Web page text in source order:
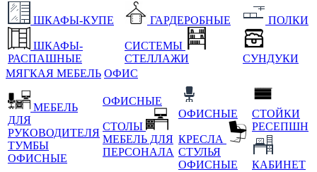
ШКАФЫ-КУПЕ
ШКАФЫ-
РАСПАШНЫЕ
ГАРДЕРОБНЫЕ
СИСТЕМЫ
СТЕЛЛАЖИ
ПОЛКИ
СУНДУКИ
МЯГКАЯ МЕБЕЛЬ ОФИС
МЕБЕЛЬ
ДЛЯ
РУКОВОДИТЕЛЯ
ТУМБЫ
ОФИСНЫЕ
ОФИСНЫЕ
СТОЛЫ
МЕБЕЛЬ ДЛЯ
ПЕРСОНАЛА
ОФИСНЫЕ
КРЕСЛА
СТУЛЬЯ
ОФИСНЫЕ
СТОЙКИ
РЕСЕПШН
КАБИНЕТ